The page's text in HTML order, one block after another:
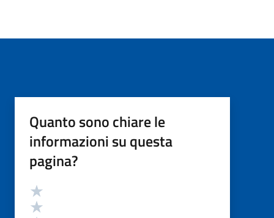
Quanto sono chiare le
informazioni su questa
pagina?
Valutazione